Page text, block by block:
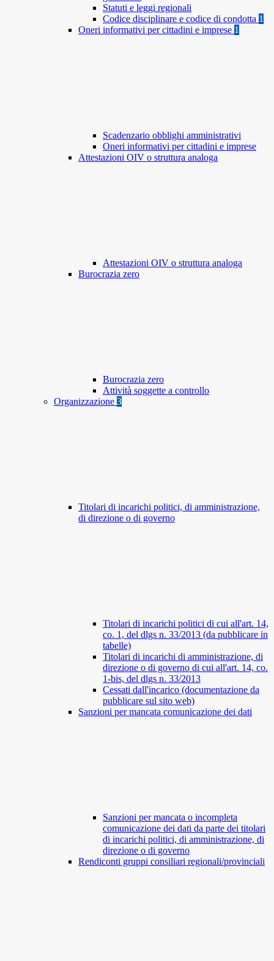
Statuti e leggi regionali
Codice disciplinare e codice di condotta 1
Oneri informativi per cittadini e imprese 1
Scadenzario obblighi amministrativi
Oneri informativi per cittadini e imprese
Attestazioni OIV o struttura analoga
Attestazioni OIV o struttura analoga
Burocrazia zero
Burocrazia zero
Attività soggette a controllo
Organizzazione 3
Titolari di incarichi politici, di amministrazione,
di direzione o di governo
Titolari di incarichi politici di cui all'art. 14,
co. 1, del dlgs n. 33/2013 (da pubblicare in
tabelle)
Titolari di incarichi di amministrazione, di
direzione o di governo di cui all'art. 14, co.
1-bis, del dlgs n. 33/2013
Cessati dall'incarico (documentazione da
pubblicare sul sito web)
Sanzioni per mancata comunicazione dei dati
Sanzioni per mancata o incompleta
comunicazione dei dati da parte dei titolari
di incarichi politici, di amministrazione, di
direzione o di governo
Rendiconti gruppi consiliari regionali/provinciali